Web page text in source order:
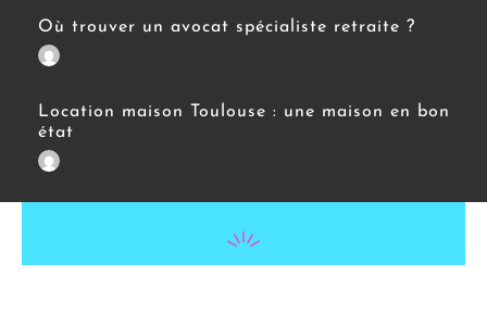
Où trouver un avocat spécialiste retraite ?
Location maison Toulouse : une maison en bon
état